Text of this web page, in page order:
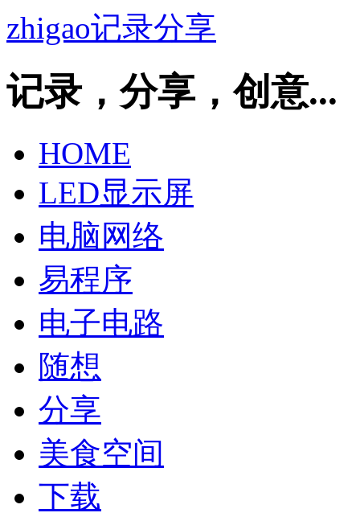
zhigao记录分享
记录，分享，创意...
HOME
LED显示屏
电脑网络
易程序
电子电路
随想
分享
美食空间
下载